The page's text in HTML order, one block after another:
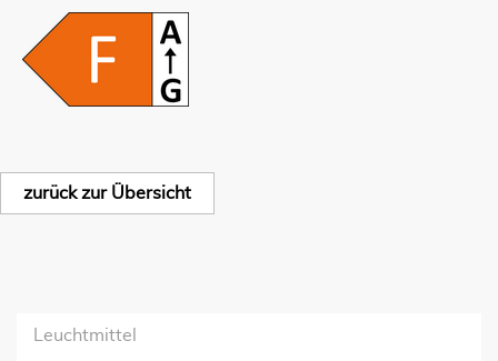
zurück zur Übersicht
Leuchtmittel